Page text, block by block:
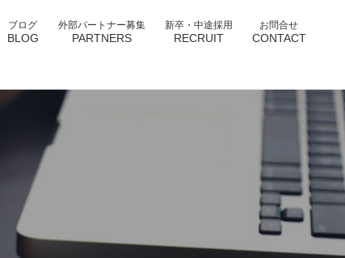
ブログ
BLOG
外部パートナー募集
PARTNERS
新卒・中途採用
RECRUIT
お問合せ
CONTACT